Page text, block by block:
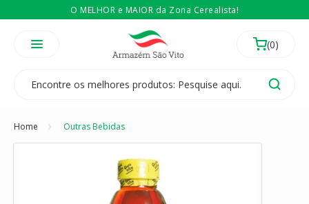
O MELHOR e MAIOR da Zona Cerealista!
Temos 3 lojas físicas na Zona Cerealista de São Paulo!
É revendedor? EntãoCompre no atacado
Home Outras Bebidas